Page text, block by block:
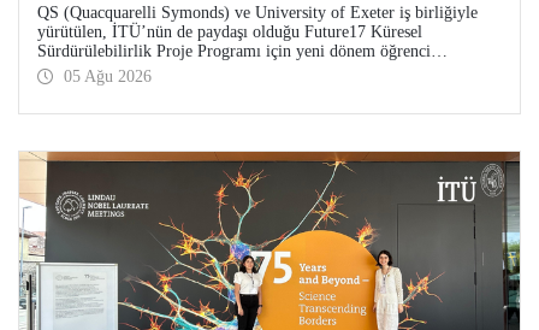
QS (Quacquarelli Symonds) ve University of Exeter iş birliğiyle
yürütülen, İTÜ’nün de paydaşı olduğu Future17 Küresel
Sürdürülebilirlik Proje Programı için yeni dönem öğrenci
başvuruları açıldı. Başvurular için son gün 31 Ağustos!
05 Ağu 2026